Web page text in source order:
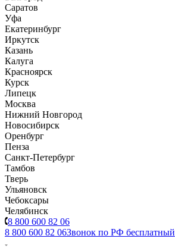
Саратов
Уфа
Екатеринбург
Иркутск
Казань
Калуга
Красноярск
Курск
Липецк
Москва
Нижний Новгород
Новосибирск
Оренбург
Пенза
Санкт-Петербург
Тамбов
Тверь
Ульяновск
Чебоксары
Челябинск
8 800 600 82 06
8 800 600 82 06Звонок по РФ бесплатный